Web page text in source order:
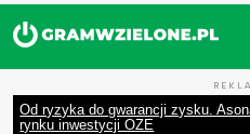
Od ryzyka do gwarancji zysku.
rynku inwestycji OZE